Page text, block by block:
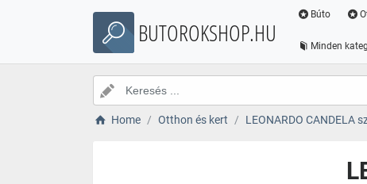
BUTOROKSHOP.HU
Búto
Minden
Home Otthon és kert LEONARDO CANDELA